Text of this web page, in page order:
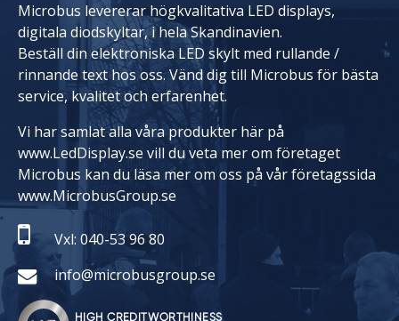
Microbus levererar högkvalitativa LED displays,
digitala diodskyltar, i hela Skandinavien.
Beställ din elektroniska LED skylt med rullande /
rinnande text hos oss. Vänd dig till Microbus för bästa
service, kvalitet och erfarenhet.
Vi har samlat alla våra produkter här på
www.LedDisplay.se vill du veta mer om företaget
Microbus kan du läsa mer om oss på vår företagssida
www.MicrobusGroup.se
Vxl: 040-53 96 80
info@microbusgroup.se